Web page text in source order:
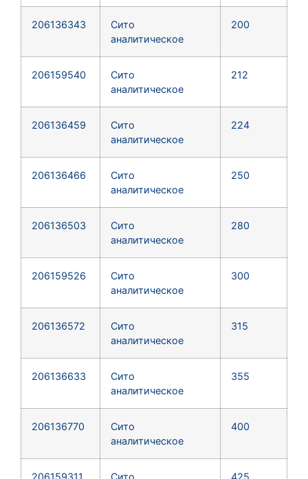
206136343
Сито
аналитическое
200
206159540
Сито
аналитическое
212
206136459
Сито
аналитическое
224
206136466
Сито
аналитическое
250
206136503
Сито
аналитическое
280
206159526
Сито
аналитическое
300
206136572
Сито
аналитическое
315
206136633
Сито
аналитическое
355
206136770
Сито
аналитическое
400
206159311 Сито 425